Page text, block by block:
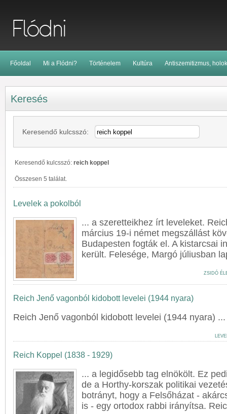
Főoldal Mi a Flódni? Történelem Kultúra Antiszemitizmus,
Keresés
Keresendő kulcsszó:
Keresendő kulcsszó: reich koppel
Összesen 5 találat.
Levelek a pokolból
... a szeretteikhez írt leveleket.
március 19-i német megszállást
Budapesten fogták el. A kistarcsai
került. Felesége, Margó júliusban
ZSIDÓ
Reich Jenő vagonból kidobott levelei (1944 nyara)
Reich Jenő vagonból kidobott levelei (1944 nyara) ...
Reich Koppel (1838 - 1929)
... a legidősebb tag elnökölt. Ez
de a Horthy-korszak politikai
botrányt, hogy a Felsőházat -
is - egy ortodox rabbi irányítsa.